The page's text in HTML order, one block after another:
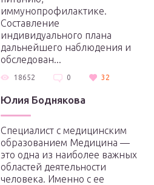
иммунопрофилактике.
Составление
индивидуального плана
дальнейшего наблюдения и
обследован...
18652 0 32
Юлия Боднякова
Специалист с медицинским
образованием Медицина —
это одна из наиболее важных
областей деятельности
человека. Именно с ее